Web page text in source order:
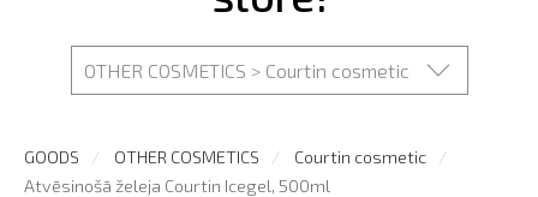
OTHER COSMETICS > Courtin cosmetic
GOODS OTHER COSMETICS
Courtin cosmetic
Atvēsinošā želeja Courtin Icegel, 500ml